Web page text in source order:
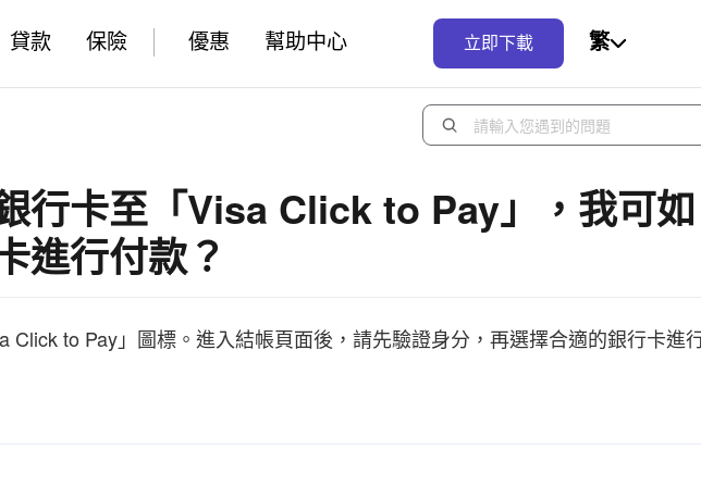
貸款 保險 優惠 幫助中心 立即下載 繁
行卡至「Visa Click to Pay」，我可如
進行付款？
Click to Pay」圖標。進入結帳頁面後，請先驗證身分，再選擇合適的銀行卡進